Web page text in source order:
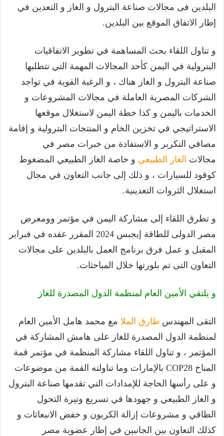
البلدين فى مجالات صناعة البترول و الغاز و التعدين في
إطار الاتفاق الموقع بين البلدين.
و تناول اللقاء بحث المساهمة في تطوير الاتفاقيات
البترولية في اليمن كأحد المجالات المهمة التي تتطلبها
صناعة البترول و الغاز هناك ، و الرغبة القوية في تواجد
الشركات المصرية العاملة في مجالات المشروعات و
الخدمات باليمن و كذا خطة اليمن لاستغلال موقعها
الاستراتيجي في تخزين الخام و المنتجات البترولية و إقامة
مصافي التكرير و الاستفادة من خبرات مصر في
مجالات الغاز الطبيعي و خاصة الغاز الطبيعي المضغوط
كوقود للسيارات ، و ذلك إلى جانب التعاون في مجال
استغلال الثروات التعدينية.
و تطرق اللقاء إلى مشاركة اليمن في مؤتمر وومعرض
مصر الدولى للطاقة إيجبس 2024 المقرر عقده في فبراير
المقبل و عمل فرق برنامج العمل بالبلدين على مجالات
التعاون التى تم بلورتها خلال المباحثات.
و يلتقي الأمين العام لمنظمة الدول المصدرة للغاز
التقى المهندس طارق الملا مع محمد هامل الأمين العام
لمنظمة الدول المصدرة للغاز على هامش المشاركة في
المؤتمر ، و تناول اللقاء مشاركة المنظمة في مؤتمر قمة
المناخ COP28 بالإمارات وما تناولته القمة من موضوعات
و على رأسها الحاجة للإمدادات التي تقدمها صناعة البترول
و الغاز الطبيعي و جهودها في تسريع وتيرة التحول
الطاقي و مشروعات إزالة الكربون و خفض الانبعاثات و
كذلك التعاون بين الجانبين في إطار عضوية مصر